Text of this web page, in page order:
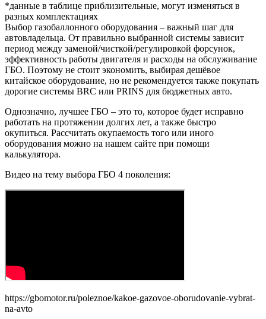
*данные в таблице приблизительные, могут изменяться в
разных комплектациях
Выбор газобаллонного оборудования – важный шаг для
автовладельца. От правильно выбранной системы зависит
период между заменой/чисткой/регулировкой форсунок,
эффективность работы двигателя и расходы на обслуживание
ГБО. Поэтому не стоит экономить, выбирая дешёвое
китайское оборудование, но не рекомендуется также покупать
дорогие системы BRC или PRINS для бюджетных авто.
Однозначно, лучшее ГБО – это то, которое будет исправно
работать на протяжении долгих лет, а также быстро
окупиться. Рассчитать окупаемость того или иного
оборудования можно на нашем сайте при помощи
калькулятора.
Видео на тему выбора ГБО 4 поколения:
https://gbomotor.ru/poleznoe/kakoe-gazovoe-oborudovanie-vybrat-
na-avto